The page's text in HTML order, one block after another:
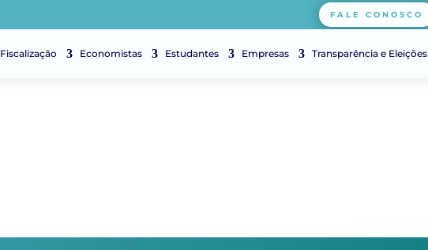
FALE CONOSCO
Fiscalização Economistas Estudantes Empresas Transparência e Eleições